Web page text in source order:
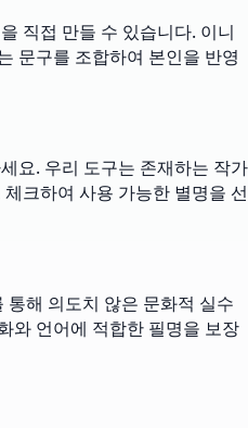
직접 만들 수 있습니다. 이니
문구를 조합하여 본인을 반영
요. 우리 도구는 존재하는 작가
크하여 사용 가능한 별명을 선
해 의도치 않은 문화적 실수
와 언어에 적합한 필명을 보장